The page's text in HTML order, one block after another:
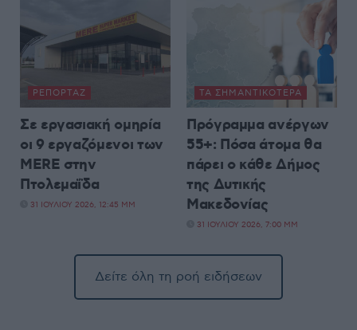
ΡΕΠΟΡΤΆΖ
Σε εργασιακή ομηρία
οι 9 εργαζόμενοι των
MERE στην
Πτολεμαΐδα
31 ΙΟΥΛΊΟΥ 2026, 12:45 ΜΜ
ΤΑ ΣΗΜΑΝΤΙΚΟΤΕΡΑ
Πρόγραμμα ανέργων
55+: Πόσα άτομα θα
πάρει ο κάθε Δήμος
της Δυτικής
Μακεδονίας
31 ΙΟΥΛΊΟΥ 2026, 7:00 ΜΜ
Δείτε όλη τη ροή ειδήσεων